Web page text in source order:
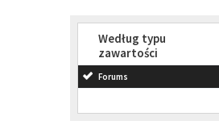
Według typu
zawartości
Forums